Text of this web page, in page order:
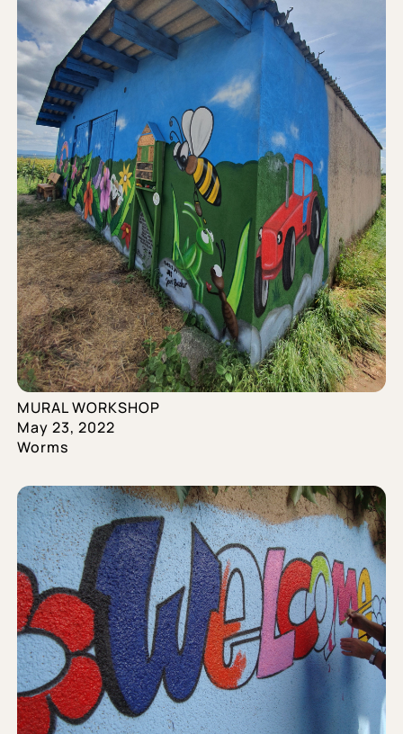
MURAL WORKSHOP
May 23, 2022
Worms